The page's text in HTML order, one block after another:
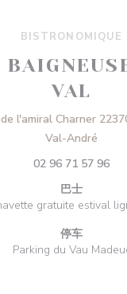
BISTRONOMIQUE
VAL
l'amiral Charner
Val-André
02 96 71 57 96
巴士
gratuite estival
停车
Parking du Vau